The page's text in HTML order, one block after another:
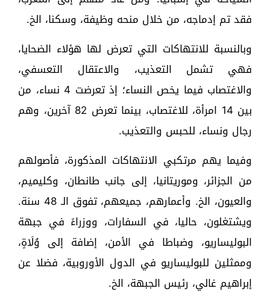
فقد تم إدماجه، من خلال منحه وظيفة، وسكنا، الخ.
وبالنسبة للانتهاكات التي تعرض لها هؤلاء الضحايا،
فهي تشمل التعذيب، والاعتقال التعسفي،
والاغتصاب فيما يخص النساء؛ إذ تعرضت 4 نساء، من
بين 14 امرأة، للاغتصاب، بينما تعرض 82 آخرين، وهم
رجال ونساء، للحبس والتعذيب.
وفيما يهم مرتكبي الانتهاكات المذكورة، فأصولهم
من الجزائر، وموريتانيا، إلى جانب طانطان، وكليميم،
والعيون، الخ. وأعمارهم، جميعهم، تفوق الـ 48 سنة.
ويشتغلون، حاليا، في السفارات، ووزراءً في جبهة
البوليساريو، وضباطا في الأمن، إضافة إلى وُلَاةٍ،
وممثلين للبوليساريو في الدول الأوروبية، فضلا عن
إبراهيم غالي، رئيس الجبهة، الخ.